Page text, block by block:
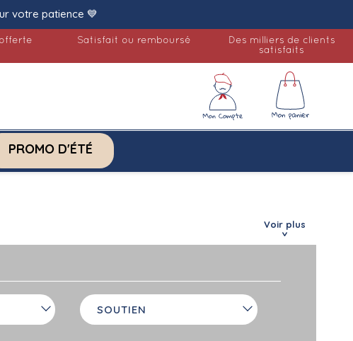
votre patience 💙
Satisfait ou remboursé
Des milliers de clients
satisfaits
PROMO D'ÉTÉ
Voir plus
SOUTIEN